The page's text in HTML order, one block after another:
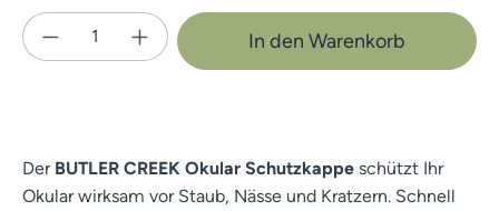
Produkt Anzahl: Gib den gewünschten
In den Warenkorb
Der BUTLER CREEK Okular Schutzkappe schützt Ihr
Okular wirksam vor Staub, Nässe und Kratzern. Schnell